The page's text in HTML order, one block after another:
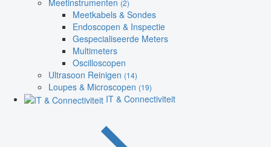
(2)
Meetkabels & Sondes
Endoscopen & Inspectie
Gespecialiseerde Meters
Multimeters
Oscilloscopen
Ultrasoon Reinigen (14)
Loupes & Microscopen (19)
IT & Connectiviteit